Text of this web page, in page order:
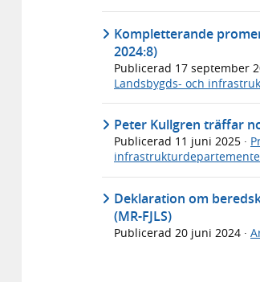
Kompletterande
2024:8)
Publicerad 17 september
Landsbygds- och
Peter Kullgren träffar
Publicerad 11 juni 2025 ·
Deklaration om
(MR-FJLS)
Publicerad 20 juni 2024 ·